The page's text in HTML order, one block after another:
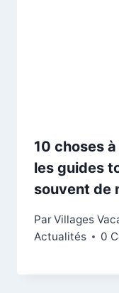
10 choses
les guides
souvent de
ParVillages
Actualités
0